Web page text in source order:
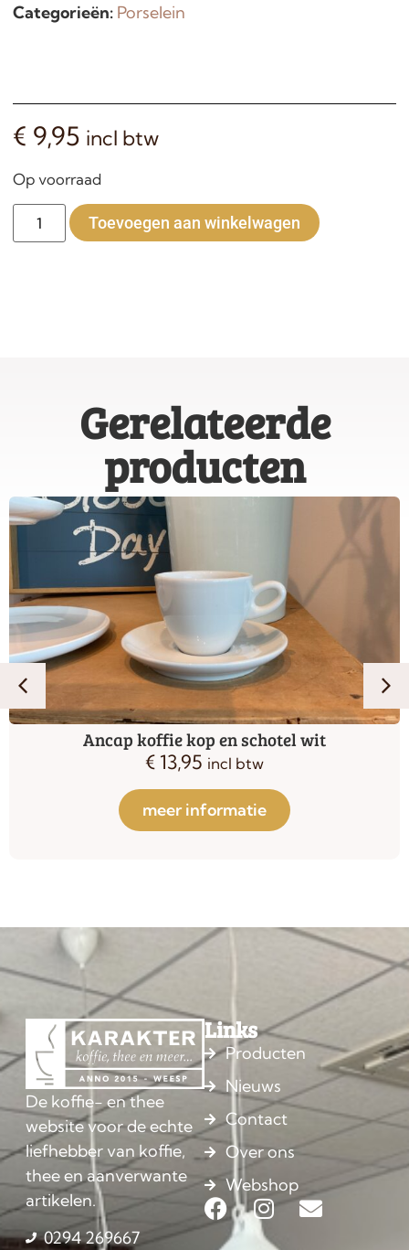
Categorieën: Porselein
€ 9,95 incl btw
Op voorraad
Toevoegen aan winkelwagen
Gerelateerde
producten
Ancap koffie kop en schotel wit
€ 13,95 incl btw
meer informatie
De koffie- en thee
website voor de echte
liefhebber van koffie,
thee en aanverwante
artikelen.
0294 269667
Links
Producten
Nieuws
Contact
Over ons
Webshop